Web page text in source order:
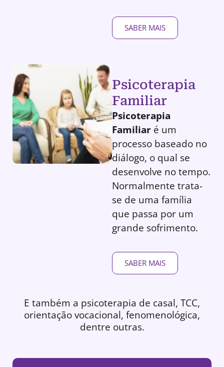
SABER MAIS
Psicoterapia
Familiar
Psicoterapia
Familiar é um
processo baseado no
diálogo, o qual se
desenvolve no tempo.
Normalmente trata-
se de uma família
que passa por um
grande sofrimento.
SABER MAIS
E também a psicoterapia de casal, TCC,
orientação vocacional, fenomenológica,
dentre outras.